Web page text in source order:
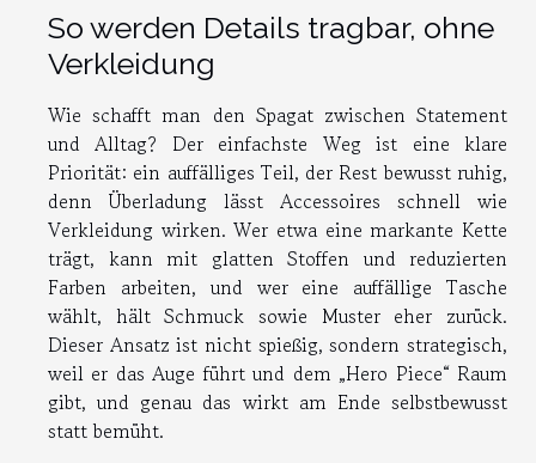
So werden Details tragbar, ohne
Verkleidung
Wie schafft man den Spagat zwischen Statement
und Alltag? Der einfachste Weg ist eine klare
Priorität: ein auffälliges Teil, der Rest bewusst ruhig,
denn Überladung lässt Accessoires schnell wie
Verkleidung wirken. Wer etwa eine markante Kette
trägt, kann mit glatten Stoffen und reduzierten
Farben arbeiten, und wer eine auffällige Tasche
wählt, hält Schmuck sowie Muster eher zurück.
Dieser Ansatz ist nicht spießig, sondern strategisch,
weil er das Auge führt und dem „Hero Piece“ Raum
gibt, und genau das wirkt am Ende selbstbewusst
statt bemüht.